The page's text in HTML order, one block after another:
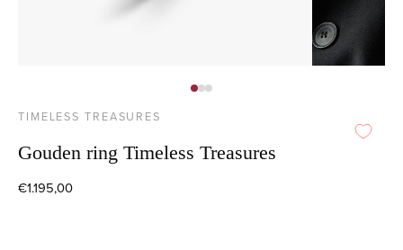
TIMELESS TREASURES
Gouden ring Timeless Treasures
€1.195,00